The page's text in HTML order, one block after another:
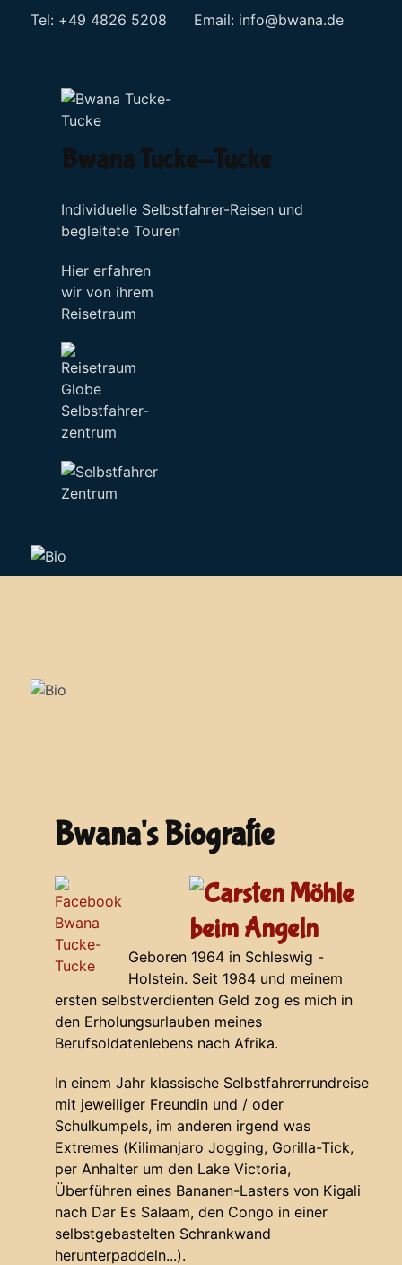
Tel: +49 4826 5208 Email: info@bwana.de
Bwana Tucke-Tucke
Individuelle Selbstfahrer-Reisen und
begleitete Touren
Hier erfahren
wir von ihrem
Reisetraum
Selbstfahrer-
zentrum
Bwana's Biografie
Geboren 1964 in Schleswig -
Holstein. Seit 1984 und meinem
ersten selbstverdienten Geld zog es mich in
den Erholungsurlauben meines
Berufsoldatenlebens nach Afrika.
In einem Jahr klassische Selbstfahrerrundreise
mit jeweiliger Freundin und / oder
Schulkumpels, im anderen irgend was
Extremes (Kilimanjaro Jogging, Gorilla-Tick,
per Anhalter um den Lake Victoria,
Überführen eines Bananen-Lasters von Kigali
nach Dar Es Salaam, den Congo in einer
selbstgebastelten Schrankwand
herunterpaddeln...).